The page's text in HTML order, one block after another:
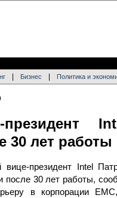
Бизнес Политика и
президент
30 лет работы
вице-президент Intel
после 30 лет работы,
в корпорации